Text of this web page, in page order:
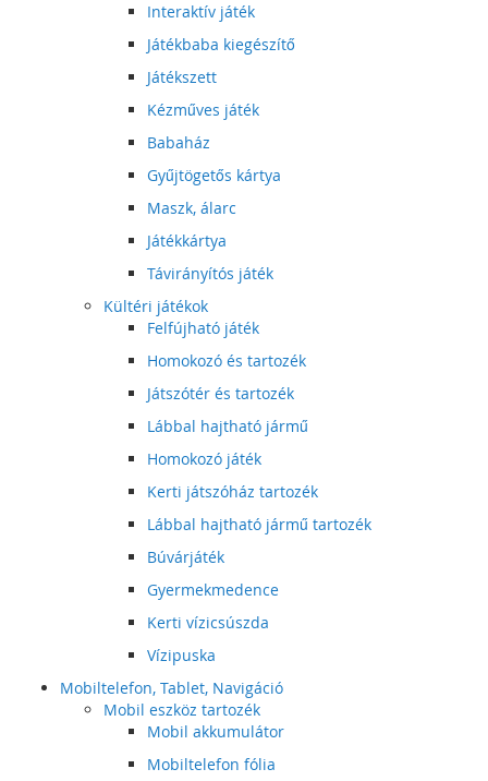
Interaktív játék
Játékbaba kiegészítő
Játékszett
Kézműves játék
Babaház
Gyűjtögetős kártya
Maszk, álarc
Játékkártya
Távirányítós játék
Kültéri játékok
Felfújható játék
Homokozó és tartozék
Játszótér és tartozék
Lábbal hajtható jármű
Homokozó játék
Kerti játszóház tartozék
Lábbal hajtható jármű tartozék
Búvárjáték
Gyermekmedence
Kerti vízicsúszda
Vízipuska
Mobiltelefon, Tablet, Navigáció
Mobil eszköz tartozék
Mobil akkumulátor
Mobiltelefon fólia